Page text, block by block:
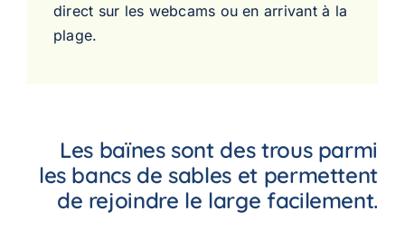
direct sur les webcams ou en arrivant à la
plage.
Les baïnes sont des trous parmi
les bancs de sables et permettent
de rejoindre le large facilement.